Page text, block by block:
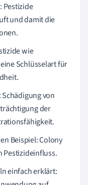
Pestizide
und damit die
wie
Schlüsselart für
von
der
Beispiel: Colony
Pestizideinfluss.
einfach erklärt: